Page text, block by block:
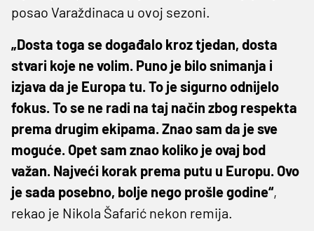
posao Varaždinaca u ovoj sezoni.
„Dosta toga se događalo kroz tjedan, dosta
stvari koje ne volim. Puno je bilo snimanja i
izjava da je Europa tu. To je sigurno odnijelo
fokus. To se ne radi na taj način zbog respekta
prema drugim ekipama. Znao sam da je sve
moguće. Opet sam znao koliko je ovaj bod
važan. Najveći korak prema putu u Europu. Ovo
je sada posebno, bolje nego prošle godine“,
rekao je Nikola Šafarić nekon remija.